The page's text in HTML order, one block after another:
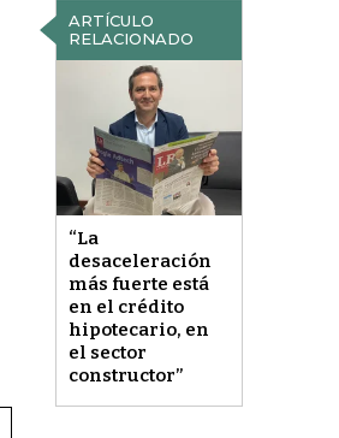
ARTÍCULO
RELACIONADO
“La
desaceleración
más fuerte está
en el crédito
hipotecario, en
el sector
constructor”